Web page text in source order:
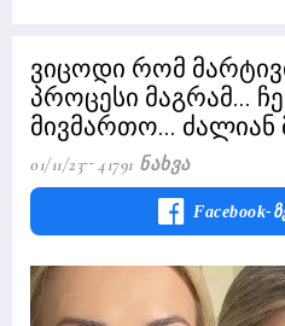
ვიცოდი რომ
პროცესი მაგრამ...
მივმართო... ძალიან
01/11/23 41791 Ნახვა
Facebook-